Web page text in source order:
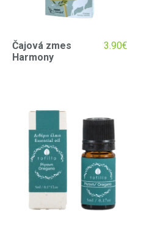
Čajová zmes
Harmony
3.90€